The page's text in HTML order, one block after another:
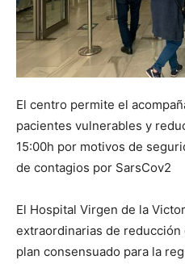
El centro permite el
pacientes vulnerables y
15:00h por motivos de
de contagios por SarsCov2
El Hospital Virgen de la
extraordinarias de
plan consensuado para la